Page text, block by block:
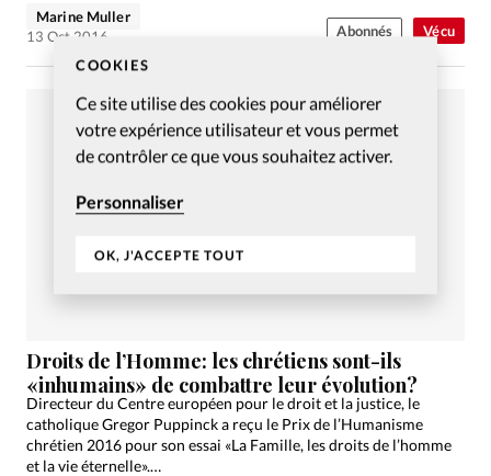
COOKIES
Ce site utilise des cookies pour améliorer
votre expérience utilisateur et vous permet
de contrôler ce que vous souhaitez activer.
Personnaliser
OK, J'ACCEPTE TOUT
Vécu
Marine Muller
13 Oct 2016
Abonnés
Droits de l’Homme: les chrétiens sont-ils
«inhumains» de combattre leur évolution?
Directeur du Centre européen pour le droit et la justice, le
catholique Gregor Puppinck a reçu le Prix de l’Humanisme
chrétien 2016 pour son essai «La Famille, les droits de l’homme
et la vie éternelle».…